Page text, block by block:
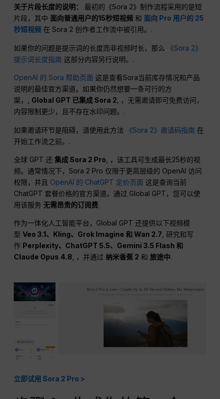
关于片段长度的说明：
最初的《Sora 2》制作流程采用的是短
片段，其中 面向普通用户的15秒短视频 和 面向 Pro 用户的 25
秒短视频 在 Sora 2 创作者工作流中被引用。.
如果你的问题是提示词的长度而非视频时长，那么
《Sora 2》
提示词长度指南 这部分内容另行说明。.
OpenAI 的 Sora 帮助页面 这是查看Sora当前库存情况和产品
说明的最佳官方渠道。如果你仍然想要一条可行的方
案，, Global GPT 已集成 Sora 2 , ，无需邀请即可免费访问，
内容限制更少，且不存在水印问题。.
如果邀请环节是阻碍，请使用此方法 《Sora 2》邀请码指南 在
开始工作流之前。.
全球 GPT 还集成 Sora 2 Pro , ，该工具可生成最长25秒的视
频。通常情况下，Sora 2 Pro 仅限于更高层级的 OpenAI 访问
权限，并且 OpenAI 的 ChatGPT 定价页面 这是查询当前
ChatGPT 套餐价格的官方渠道。通过 Global GPT，您可以使
用该服务 无需昂贵的订阅费.
作为一体化人工智能平台，Global GPT 还提供以下视频模
型Veo 3.1、Kling、Grok Imagine 和 Wan 2.7, 研究和写
作 Perplexity、ChatGPT 5.5、Gemini 3.5 Flash 和
Claude Opus 4.8, ，并通过 纳米香蕉 2 和 旅途中.
立即试用 Sora 2 Pro >